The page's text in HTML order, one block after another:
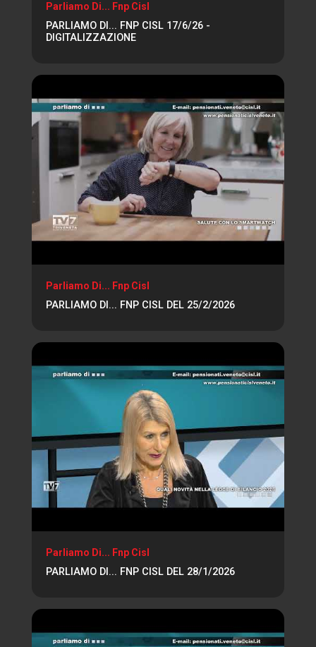
Parliamo Di... Fnp Cisl
PARLIAMO DI... FNP CISL 17/6/26 -
DIGITALIZZAZIONE
Parliamo Di... Fnp Cisl
PARLIAMO DI... FNP CISL DEL 25/2/2026
Parliamo Di... Fnp Cisl
PARLIAMO DI... FNP CISL DEL 28/1/2026